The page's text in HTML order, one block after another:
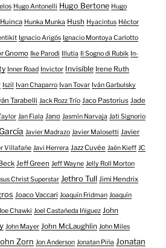
Hugo Antonelli Hugo Bertone Hugo
Huinca Hunka Munka Hush Hyacintus Héctor
Ignacio Arigós Ignacio Montoya Carlotto
Gnomo Ike Parodi Illutia Il Sogno di Rubik In-
Inner Road Invictor Invisible Irene Ruth
Iszil Ivan Chaparro Ivan Tovar Iván Garbulsky
Tarabelli Jack Rozz Trío Jaco Pastorius Jade
Jan Fiala Jano Jasmín Narvaja Jati Signorio
Javier Madrazo Javier Malosetti Javier
Villafañe Javi Herrera Jazz Cuvée Jaén Kieff JC
Jeff Green Jeff Wayne Jelly Roll Morton
Christ Superstar Jethro Tull Jimi Hendrix
Joaco Vaccari Joaquín Fridman Joaquín
Chawki Joel Castañeda Iñiguez John
John Mayer John McLaughlin John Miles
Zorn Jon Anderson Jonatan Piña Jonatan